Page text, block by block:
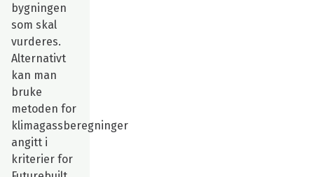
bygningen
som skal
vurderes.
Alternativt
kan man
bruke
metoden for
klimagassberegninger
angitt i
kriterier for